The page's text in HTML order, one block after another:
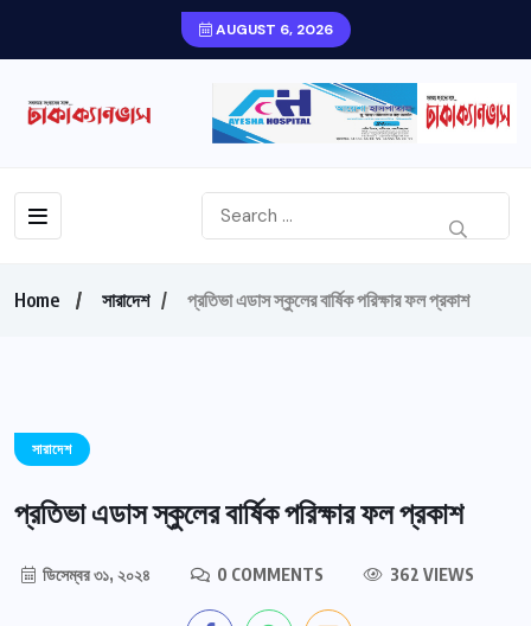
AUGUST 6, 2026
Home সারাদেশ প্রতিভা এডাস স্কুলের বার্ষিক পরিক্ষার ফল প্রকাশ
সারাদেশ
প্রতিভা এডাস স্কুলের বার্ষিক পরিক্ষার ফল প্রকাশ
ডিসেম্বর ৩১, ২০২৪ 0 COMMENTS 362 VIEWS